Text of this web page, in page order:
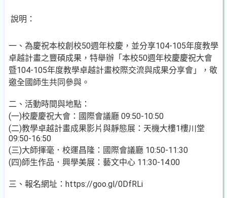
說明：
一、為慶祝本校創校50週年校慶，並分享104-105年度教學
卓越計畫之豐碩成果，特舉辦「本校50週年校慶慶祝大會
暨104-105年度教學卓越計畫校際交流與成果分享會」，敬
邀全國師生共同參與。
二、活動時間與地點：
(一)校慶慶祝大會：國際會議廳 09:50-10:50
(二)教學卓越計畫成果影片與靜態展：天機大樓1樓川堂
09:50-16:50
(三)大師揮毫．校運昌隆：國際會議廳 10:50-11:30
(四)師生作品．興學美展：藝文中心 11:30-14:00
三、報名網址：https://goo.gl/0DfRLi